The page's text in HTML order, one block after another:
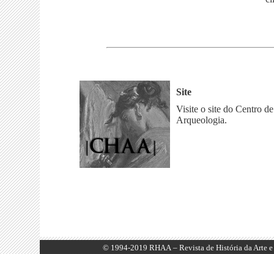
Site
Visite o site do Centro
Arqueologia.
© 1994-2019 RHAA – Revista de História da